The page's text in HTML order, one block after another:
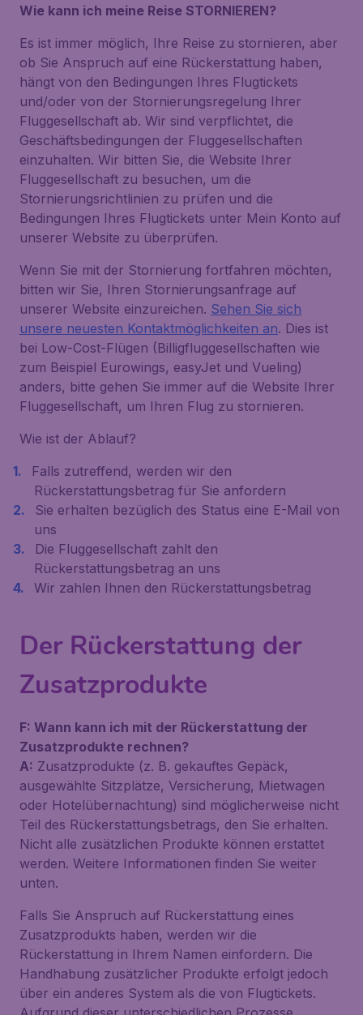
Wie kann ich meine Reise STORNIEREN?
Es ist immer möglich, Ihre Reise zu stornieren, aber
ob Sie Anspruch auf eine Rückerstattung haben,
hängt von den Bedingungen Ihres Flugtickets
und/oder von der Stornierungsregelung Ihrer
Fluggesellschaft ab. Wir sind verpflichtet, die
Geschäftsbedingungen der Fluggesellschaften
einzuhalten. Wir bitten Sie, die Website Ihrer
Fluggesellschaft zu besuchen, um die
Stornierungsrichtlinien zu prüfen und die
Bedingungen Ihres Flugtickets unter Mein Konto auf
unserer Website zu überprüfen.
Wenn Sie mit der Stornierung fortfahren möchten,
bitten wir Sie, Ihren Stornierungsanfrage auf
unserer Website einzureichen. Sehen Sie sich
unsere neuesten Kontaktmöglichkeiten an. Dies ist
bei Low-Cost-Flügen (Billigfluggesellschaften wie
zum Beispiel Eurowings, easyJet und Vueling)
anders, bitte gehen Sie immer auf die Website Ihrer
Fluggesellschaft, um Ihren Flug zu stornieren.
Wie ist der Ablauf?
Falls zutreffend, werden wir den
Rückerstattungsbetrag für Sie anfordern
Sie erhalten bezüglich des Status eine E-Mail von
uns
Die Fluggesellschaft zahlt den
Rückerstattungsbetrag an uns
Wir zahlen Ihnen den Rückerstattungsbetrag
Der Rückerstattung der
Zusatzprodukte
F: Wann kann ich mit der Rückerstattung der
Zusatzprodukte rechnen?
A: Zusatzprodukte (z. B. gekauftes Gepäck,
ausgewählte Sitzplätze, Versicherung, Mietwagen
oder Hotelübernachtung) sind möglicherweise nicht
Teil des Rückerstattungsbetrags, den Sie erhalten.
Nicht alle zusätzlichen Produkte können erstattet
werden. Weitere Informationen finden Sie weiter
unten.
Falls Sie Anspruch auf Rückerstattung eines
Zusatzprodukts haben, werden wir die
Rückerstattung in Ihrem Namen einfordern. Die
Handhabung zusätzlicher Produkte erfolgt jedoch
über ein anderes System als die von Flugtickets.